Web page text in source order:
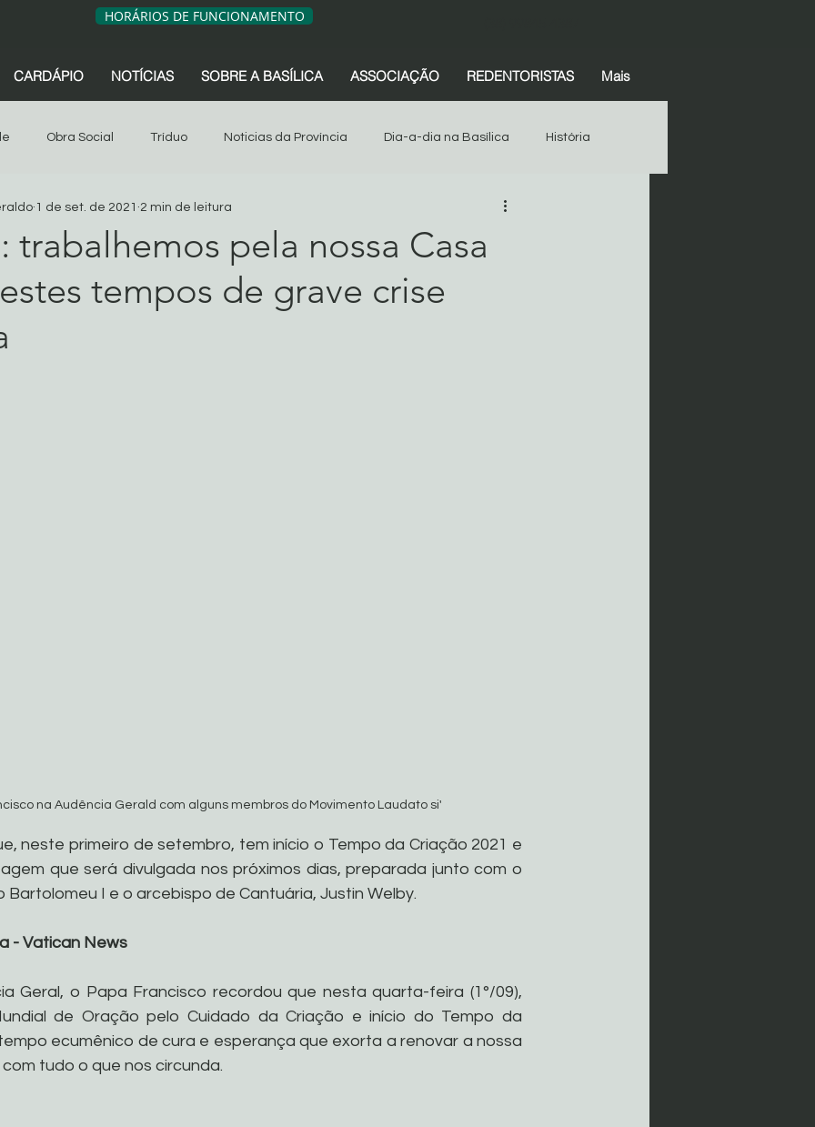
HORÁRIOS DE FUNCIONAMENTO
CARDÁPIO NOTÍCIAS SOBRE A BASÍLICA ASSOCIAÇÃO REDENTORISTAS Mais
Obra Social Tríduo Noticias da Província Dia-a-dia na Basílica História
dos Devotos Tríduo
da Província Associação dos Devotos
trabalhemos pela nossa Casa
tempos de grave crise
1 de set. de 2021 2 min de leitura
5 estrelas.
na Audência Gerald com alguns membros do Movimento Laudato si'
neste primeiro de setembro, tem início o Tempo da Criação 2021 e
que será divulgada nos próximos dias, preparada junto com o
Bartolomeu I e o arcebispo de Cantuária, Justin Welby.
- Vatican News
Geral, o Papa Francisco recordou que nesta quarta-feira (1°/09),
de Oração pelo Cuidado da Criação e início do Tempo da
ecumênico de cura e esperança que exorta a renovar a nossa
tudo o que nos circunda.